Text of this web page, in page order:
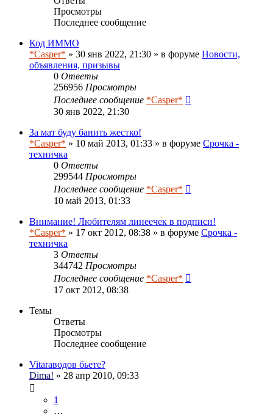
Просмотры
Последнее сообщение
Код ИММО
*Casper* » 30 янв 2022, 21:30 » в форуме Новости,
объявления, призывы
0 Ответы
256956 Просмотры
Последнее сообщение *Casper*
30 янв 2022, 21:30
За мат буду банить жестко!
*Casper* » 10 май 2013, 01:33 » в форуме Срочка -
техничка
0 Ответы
299544 Просмотры
Последнее сообщение *Casper*
10 май 2013, 01:33
Внимание! Любителям линеечек в подписи!
*Casper* » 17 окт 2012, 08:38 » в форуме Срочка -
техничка
3 Ответы
344742 Просмотры
Последнее сообщение *Casper*
17 окт 2012, 08:38
Темы
Ответы
Просмотры
Последнее сообщение
Vitaraводов бьете?
Dima! » 28 апр 2010, 09:33
1
…